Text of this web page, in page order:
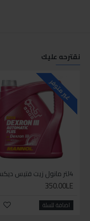
نقترحه عليك
غير متوفر
4لتر مانول زيت فتيس ديكسرون
350.00LE
اضافة للسلة